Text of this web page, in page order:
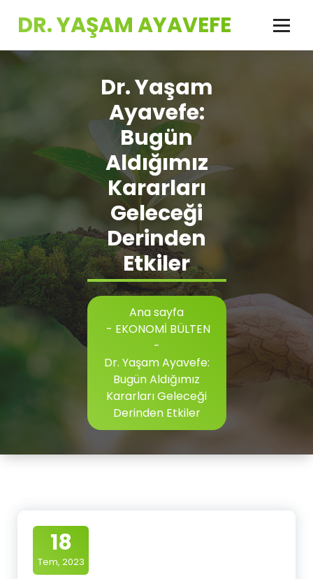
DR. YAŞAM AYAVEFE
Dr. Yaşam
Ayavefe:
Bugün
Aldığımız
Kararları
Geleceği
Derinden
Etkiler
Ana sayfa
- EKONOMİ BÜLTEN
-
Dr. Yaşam Ayavefe:
Bugün Aldığımız
Kararları Geleceği
Derinden Etkiler
18
Tem, 2023